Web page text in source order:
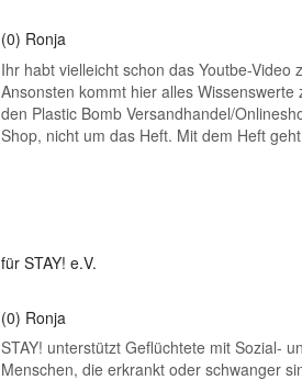
(0) Ronja
Ihr habt vielleicht schon das Youtbe-
Ansonsten kommt hier alles
den Plastic Bomb Versandhandel/
Shop, nicht um das Heft. Mit dem Heft
STAY! e.V.
(0) Ronja
STAY! unterstützt Geflüchtete mit Sozial-
Menschen, die erkrankt oder schwanger